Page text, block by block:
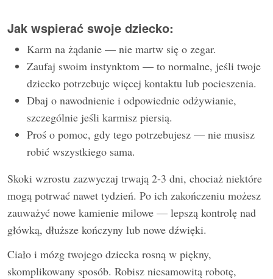
Jak wspierać swoje dziecko:
Karm na żądanie — nie martw się o zegar.
Zaufaj swoim instynktom — to normalne, jeśli twoje
dziecko potrzebuje więcej kontaktu lub pocieszenia.
Dbaj o nawodnienie i odpowiednie odżywianie,
szczególnie jeśli karmisz piersią.
Proś o pomoc, gdy tego potrzebujesz — nie musisz
robić wszystkiego sama.
Skoki wzrostu zazwyczaj trwają 2-3 dni, chociaż niektóre
mogą potrwać nawet tydzień. Po ich zakończeniu możesz
zauważyć nowe kamienie milowe — lepszą kontrolę nad
główką, dłuższe kończyny lub nowe dźwięki.
Ciało i mózg twojego dziecka rosną w piękny,
skomplikowany sposób. Robisz niesamowitą robotę,